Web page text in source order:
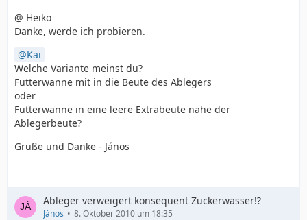
@ Heiko
Danke, werde ich probieren.
Kai
Welche Variante meinst du?
Futterwanne mit in die Beute des Ablegers
oder
Futterwanne in eine leere Extrabeute nahe der
Ablegerbeute?
Grüße und Danke - János
Ableger verweigert konsequent Zuckerwasser!?
János 8. Oktober 2010 um 18:35